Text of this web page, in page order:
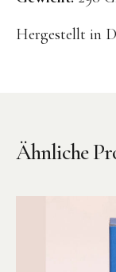
Hergestellt in
Ähnliche